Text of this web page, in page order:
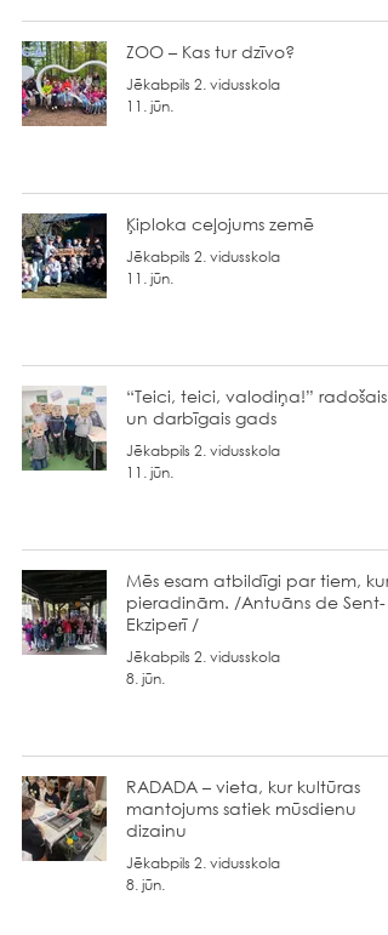
ZOO – Kas tur dzīvo?
Jēkabpils 2. vidusskola
11. jūn.
Ķiploka ceļojums zemē
Jēkabpils 2. vidusskola
11. jūn.
“Teici, teici, valodiņa!” radošais
un darbīgais gads
Jēkabpils 2. vidusskola
11. jūn.
Mēs esam atbildīgi par tiem,
pieradinām. /Antuāns de Sent-
Ekziperī /
Jēkabpils 2. vidusskola
8. jūn.
RADADA – vieta, kur kultūras
mantojums satiek mūsdienu
dizainu
Jēkabpils 2. vidusskola
8. jūn.